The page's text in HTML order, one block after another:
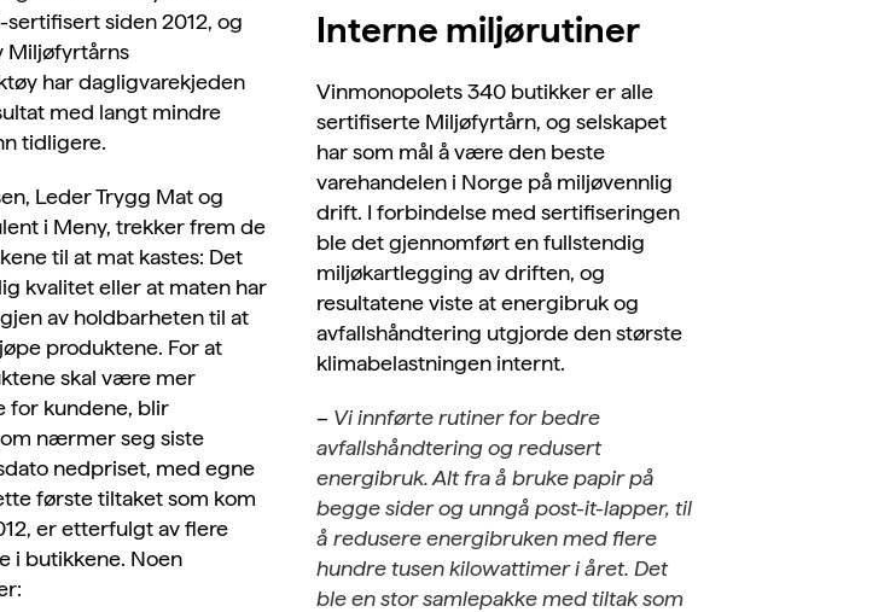
siden 2012, og
Miljøfyrtårns
har dagligvarekjeden
med langt mindre
tidligere.
Leder Trygg Mat og
i Meny, trekker frem de
til at mat kastes: Det
kvalitet eller at maten har
av holdbarheten til at
produktene. For at
skal være mer
for kundene, blir
nærmer seg siste
nedpriset, med egne
første tiltaket som kom
er etterfulgt av flere
i butikkene. Noen
Interne miljørutiner
Vinmonopolets 340 butikker er alle
sertifiserte Miljøfyrtårn, og selskapet
har som mål å være den beste
varehandelen i Norge på miljøvennlig
drift. I forbindelse med sertifiseringen
ble det gjennomført en fullstendig
miljøkartlegging av driften, og
resultatene viste at energibruk og
avfallshåndtering utgjorde den største
klimabelastningen internt.
– Vi innførte rutiner for bedre
avfallshåndtering og redusert
energibruk. Alt fra å bruke papir på
begge sider og unngå post-it-lapper, til
å redusere energibruken med flere
hundre tusen kilowattimer i året. Det
ble en stor samlepakke med tiltak som